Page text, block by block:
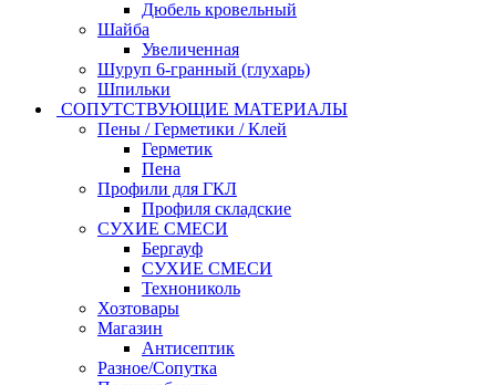
Дюбель кровельный
Шайба
Увеличенная
Шуруп 6-гранный (глухарь)
Шпильки
СОПУТСТВУЮЩИЕ МАТЕРИАЛЫ
Пены / Герметики / Клей
Герметик
Пена
Профили для ГКЛ
Профиля складские
СУХИЕ СМЕСИ
Бергауф
СУХИЕ СМЕСИ
Технониколь
Хозтовары
Магазин
Антисептик
Разное/Сопутка